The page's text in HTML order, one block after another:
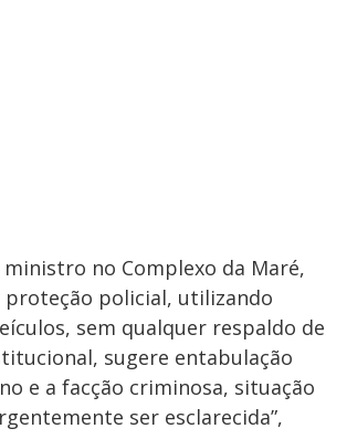
ministro no Complexo da Maré,
proteção policial, utilizando
sem qualquer respaldo de
sugere entabulação
e a facção criminosa, situação
ser esclarecida”,